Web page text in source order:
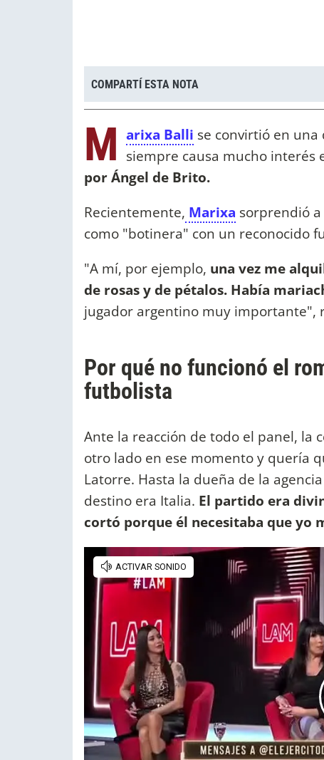
COMPARTÍ ESTA NOTA
M arixa Balli se convirtió en una
siempre causa mucho interés
por Ángel de Brito.
Recientemente, Marixa sorprendió
como "botinera" con un reconocido
"A mí, por ejemplo, una vez me
de rosas y de pétalos. Había
jugador argentino muy importante",
Por qué no funcionó el
futbolista
Ante la reacción de todo el panel, la
otro lado en ese momento y quería
Latorre. Hasta la dueña de la
destino era Italia. El partido era
cortó porque él necesitaba que yo